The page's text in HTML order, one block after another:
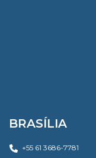
BRASÍLIA
+55 61 3686-7781